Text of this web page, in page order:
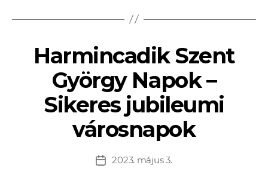
Harmincadik Szent
György Napok –
Sikeres jubileumi
városnapok
2023. május 3.